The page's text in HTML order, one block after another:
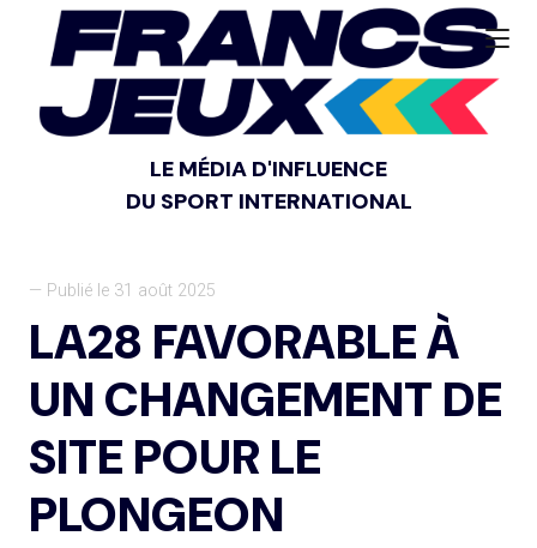
LE MÉDIA D'INFLUENCE
DU SPORT INTERNATIONAL
— Publié le 31 août 2025
LA28 FAVORABLE À
UN CHANGEMENT DE
SITE POUR LE
PLONGEON